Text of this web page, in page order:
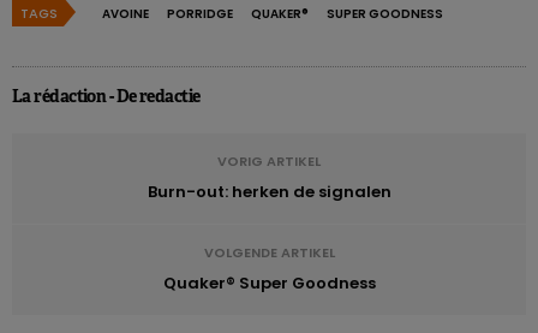
TAGS AVOINE PORRIDGE QUAKER® SUPER GOODNESS
La rédaction - De redactie
VORIG ARTIKEL
Burn-out: herken de signalen
VOLGENDE ARTIKEL
Quaker® Super Goodness